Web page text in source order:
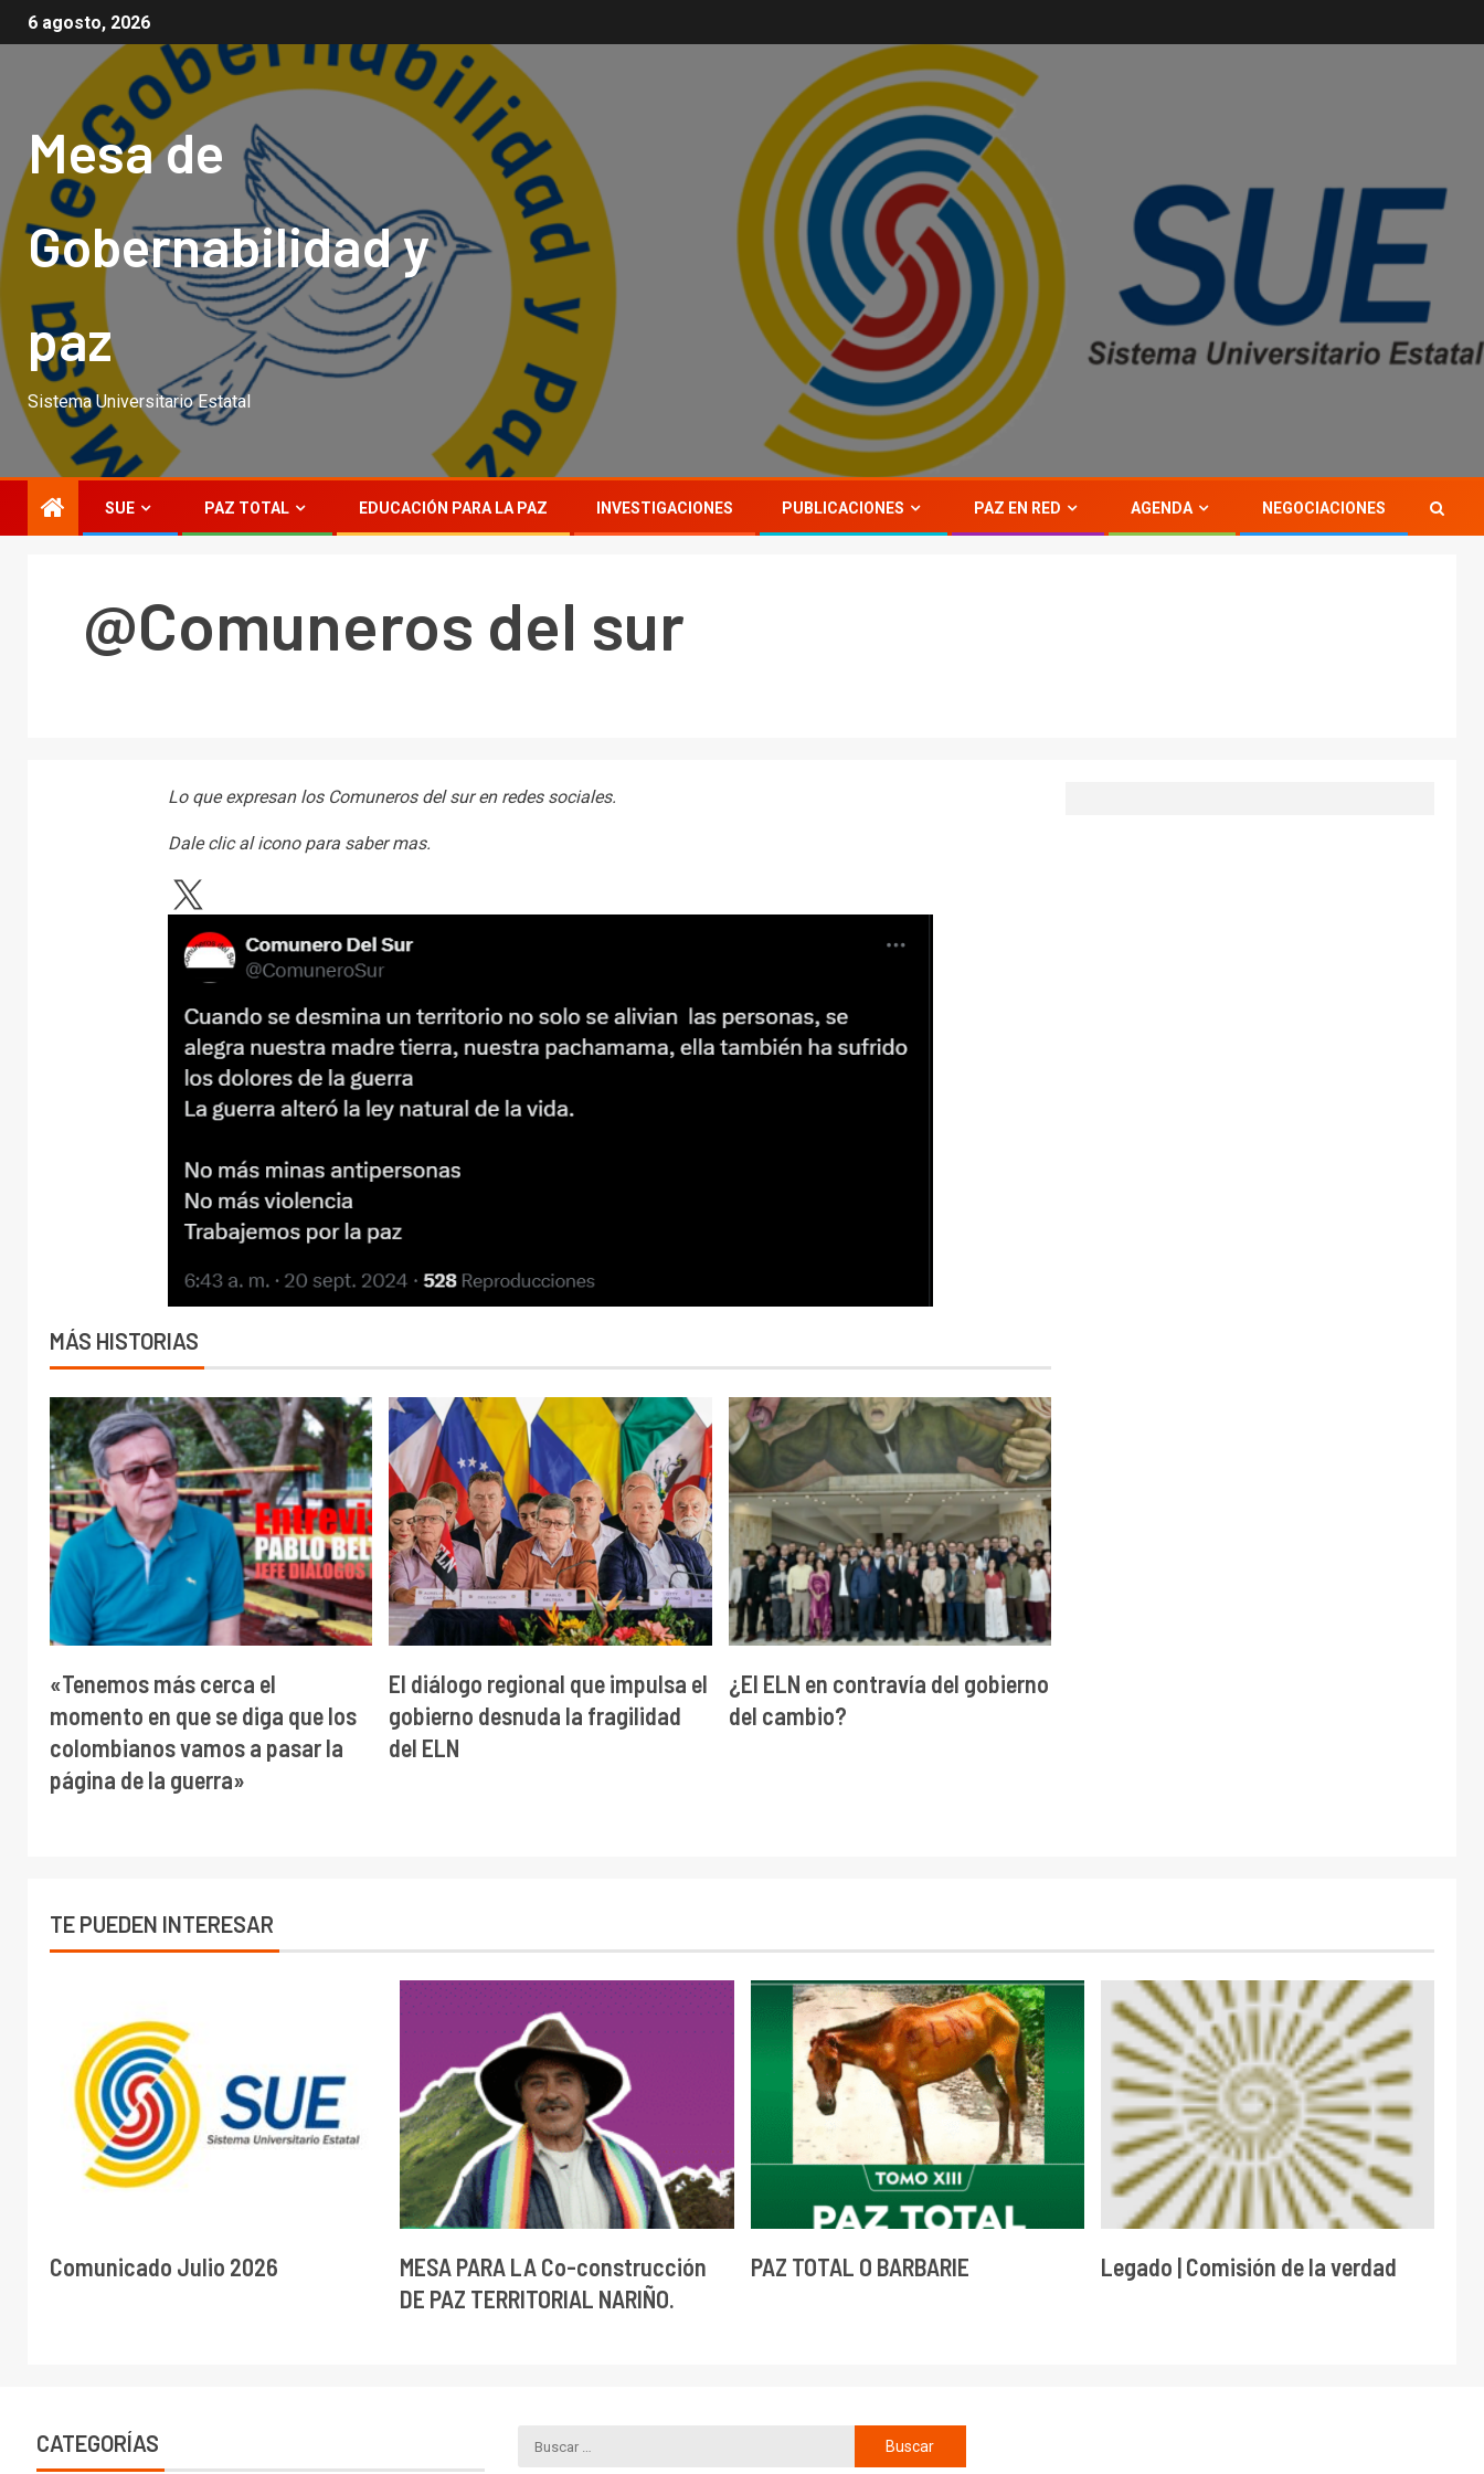
6 agosto, 2026
Mesa de
Gobernabilidad y
paz
Sistema Universitario Estatal
SUE PAZ TOTAL EDUCACIÓN PARA LA PAZ INVESTIGACIONES PUBLICACIONES PAZ EN RED AGENDA NEGOCIACIONES
@Comuneros del sur
Lo que expresan los Comuneros del sur en redes sociales.
Dale clic al icono para saber mas.
MÁS HISTORIAS
«Tenemos más cerca el
momento en que se diga que los
colombianos vamos a pasar la
página de la guerra»
El diálogo regional que impulsa el
gobierno desnuda la fragilidad
del ELN
¿El ELN en contravía del gobierno
del cambio?
TE PUEDEN INTERESAR
Comunicado Julio 2026
MESA PARA LA Co-construcción
DE PAZ TERRITORIAL NARIÑO.
PAZ TOTAL O BARBARIE Legado | Comisión de la verdad
CATEGORÍAS